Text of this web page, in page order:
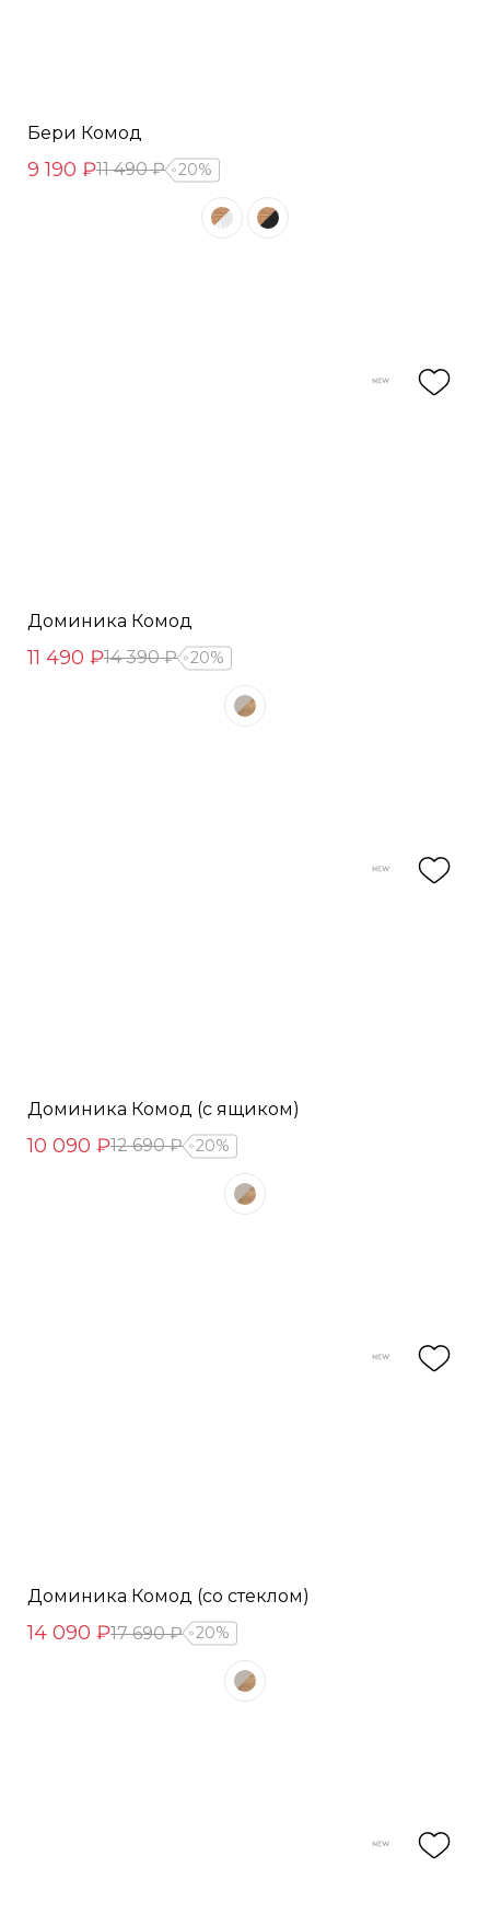
Бери Комод
9 190 ₽11 490 ₽ 20%
Доминика Комод
11 490 ₽14 390 ₽ 20%
Доминика Комод (с ящиком)
10 090 ₽12 690 ₽ 20%
Доминика Комод (со стеклом)
14 090 ₽17 690 ₽ 20%